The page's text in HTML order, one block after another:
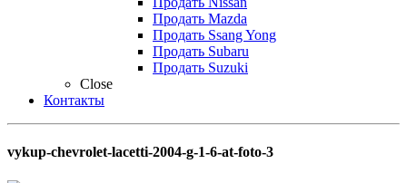
Продать Mazda
Продать Ssang Yong
Продать Subaru
Продать Suzuki
Close
Контакты
vykup-chevrolet-lacetti-2004-g-1-6-at-foto-3